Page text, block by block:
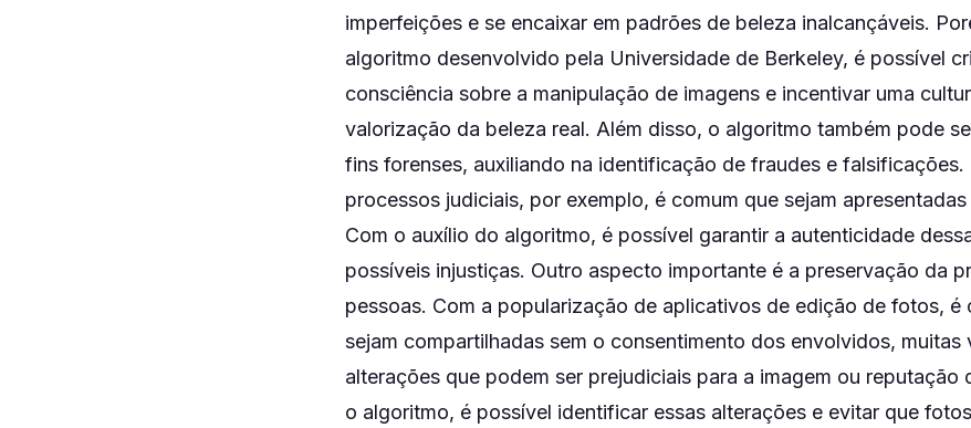
imperfeições e se encaixar em padrões de beleza inalcançáveis.
algoritmo desenvolvido pela Universidade de Berkeley, é possível
consciência sobre a manipulação de imagens e incentivar uma
valorização da beleza real. Além disso, o algoritmo também pode
fins forenses, auxiliando na identificação de fraudes e falsificações.
processos judiciais, por exemplo, é comum que sejam
Com o auxílio do algoritmo, é possível garantir a autenticidade
possíveis injustiças. Outro aspecto importante é a preservação da
pessoas. Com a popularização de aplicativos de edição de fotos, é
sejam compartilhadas sem o consentimento dos envolvidos, muitas
alterações que podem ser prejudiciais para a imagem ou reputação
o algoritmo, é possível identificar essas alterações e evitar que